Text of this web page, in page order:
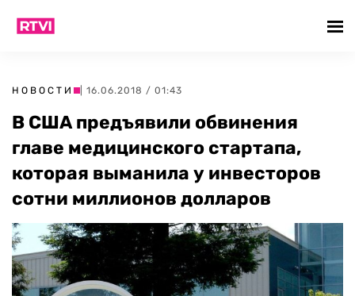
НОВОСТИ | 16.06.2018 / 01:43
В США предъявили обвинения
главе медицинского стартапа,
которая выманила у инвесторов
сотни миллионов долларов